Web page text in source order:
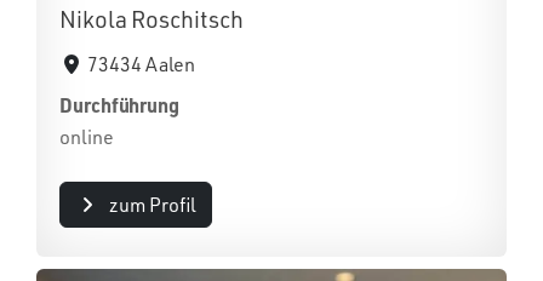
Nikola Roschitsch
73434 Aalen
Durchführung
online
zum Profil